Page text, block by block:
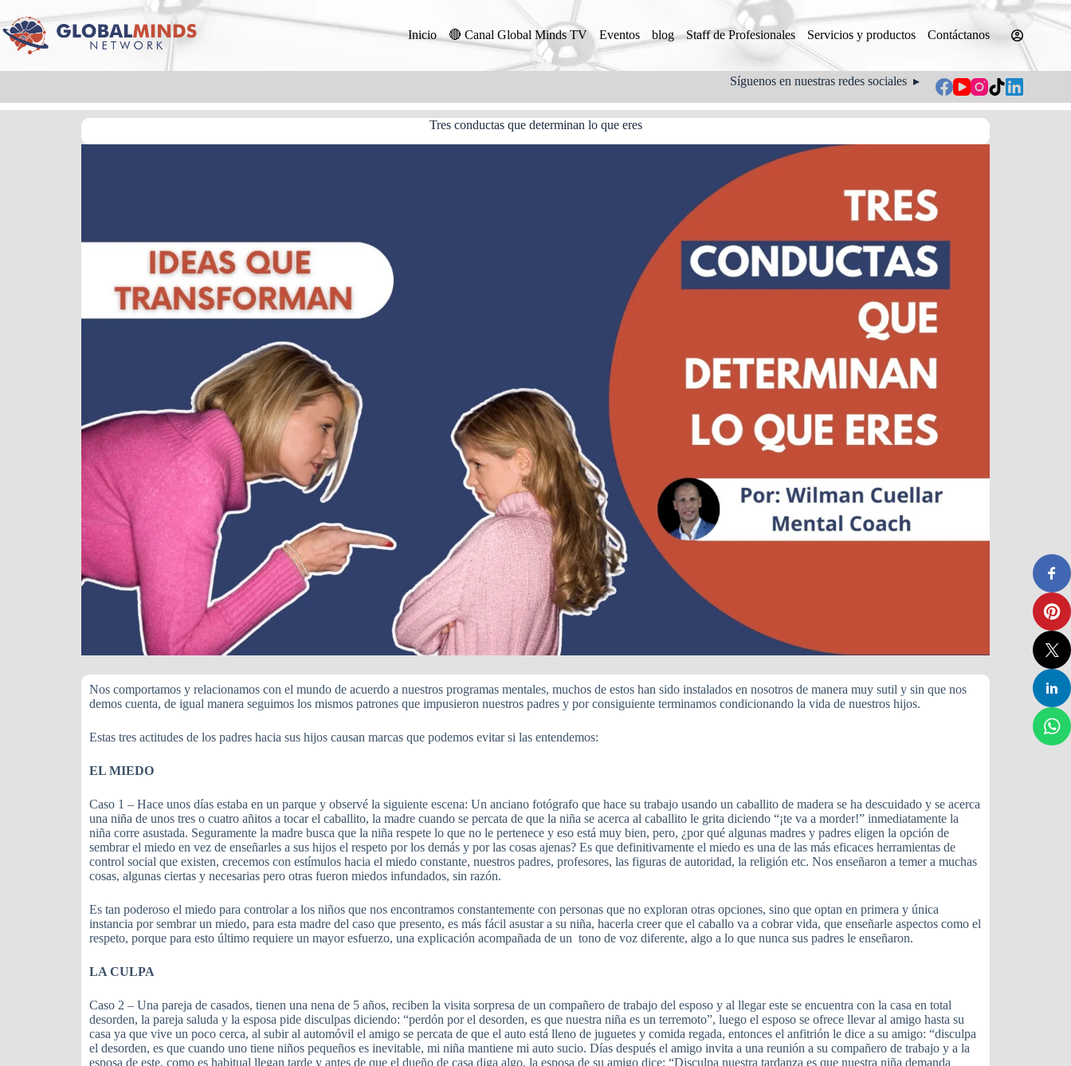
Inicio 🔴 Canal Global Minds TV Eventos blog Staff de Profesionales Servicios y productos Contáctanos
Síguenos en nuestras redes sociales ▸
Tres conductas que determinan lo que eres
Nos comportamos y relacionamos con el mundo de acuerdo a nuestros programas mentales, muchos de estos han sido instalados en nosotros de manera muy sutil y sin que nos
demos cuenta, de igual manera seguimos los mismos patrones que impusieron nuestros padres y por consiguiente terminamos condicionando la vida de nuestros hijos.
Estas tres actitudes de los padres hacia sus hijos causan marcas que podemos evitar si las entendemos:
EL MIEDO
Caso 1 – Hace unos días estaba en un parque y observé la siguiente escena: Un anciano fotógrafo que hace su trabajo usando un caballito de madera se ha descuidado y se acerca
una niña de unos tres o cuatro añitos a tocar el caballito, la madre cuando se percata de que la niña se acerca al caballito le grita diciendo “¡te va a morder!” inmediatamente la
niña corre asustada. Seguramente la madre busca que la niña respete lo que no le pertenece y eso está muy bien, pero, ¿por qué algunas madres y padres eligen la opción de
sembrar el miedo en vez de enseñarles a sus hijos el respeto por los demás y por las cosas ajenas? Es que definitivamente el miedo es una de las más eficaces herramientas de
control social que existen, crecemos con estímulos hacia el miedo constante, nuestros padres, profesores, las figuras de autoridad, la religión etc. Nos enseñaron a temer a muchas
cosas, algunas ciertas y necesarias pero otras fueron miedos infundados, sin razón.
Es tan poderoso el miedo para controlar a los niños que nos encontramos constantemente con personas que no exploran otras opciones, sino que optan en primera y única
instancia por sembrar un miedo, para esta madre del caso que presento, es más fácil asustar a su niña, hacerla creer que el caballo va a cobrar vida, que enseñarle aspectos como el
respeto, porque para esto último requiere un mayor esfuerzo, una explicación acompañada de un tono de voz diferente, algo a lo que nunca sus padres le enseñaron.
LA CULPA
Caso 2 – Una pareja de casados, tienen una nena de 5 años, reciben la visita sorpresa de un compañero de trabajo del esposo y al llegar este se encuentra con la casa en total
desorden, la pareja saluda y la esposa pide disculpas diciendo: “perdón por el desorden, es que nuestra niña es un terremoto”, luego el esposo se ofrece llevar al amigo hasta su
casa ya que vive un poco cerca, al subir al automóvil el amigo se percata de que el auto está lleno de juguetes y comida regada, entonces el anfitrión le dice a su amigo: “disculpa
el desorden, es que cuando uno tiene niños pequeños es inevitable, mi niña mantiene mi auto sucio. Días después el amigo invita a una reunión a su compañero de trabajo y a la
esposa de este, como es habitual llegan tarde y antes de que el dueño de casa diga algo, la esposa de su amigo dice: “Disculpa nuestra tardanza es que nuestra niña demanda